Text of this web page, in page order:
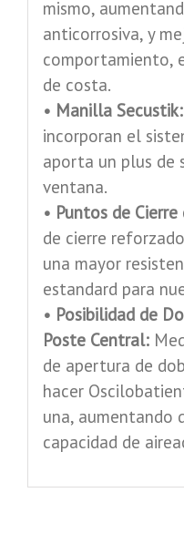
mismo,
anticorrosiva, y
comportamiento,
de costa.
• Manilla Secustik:
incorporan el
aporta un plus de
ventana.
• Puntos de Cierre
de cierre
una mayor
estandard para
• Posibilidad de
Poste Central:
de apertura de
hacer
una, aumentando
capacidad de